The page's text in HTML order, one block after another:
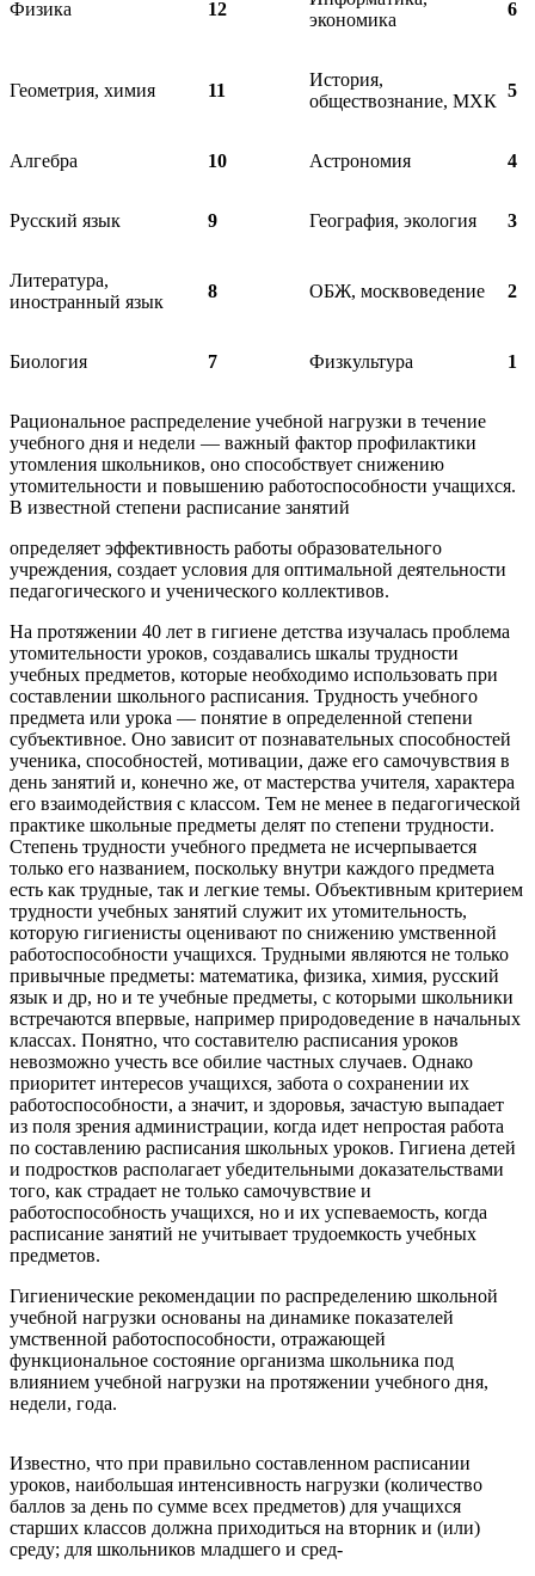
Физика 12
экономика
6
Геометрия, химия 11
История,
обществознание, МХК
5
Алгебра 10 Астрономия 4
Русский язык 9 География, экология 3
Литература,
иностранный язык
8 ОБЖ, москвоведение 2
Биология 7 Физкультура 1
Рациональное распределение учебной нагрузки в течение
учебного дня и недели — важный фактор профилактики
утомления школьников, оно способствует снижению
утомительности и повышению работоспособности учащихся.
В известной степени расписание занятий
определяет эффективность работы образовательного
учреждения, создает условия для оптимальной деятельности
педагогического и ученического коллективов.
На протяжении 40 лет в гигиене детства изучалась проблема
утомительности уроков, создавались шкалы трудности
учебных предметов, которые необходимо использовать при
составлении школьного расписания. Трудность учебного
предмета или урока — понятие в определенной степени
субъективное. Оно зависит от познавательных способностей
ученика, способностей, мотивации, даже его самочувствия в
день занятий и, конечно же, от мастерства учителя, характера
его взаимодействия с классом. Тем не менее в педагогической
практике школьные предметы делят по степени трудности.
Степень трудности учебного предмета не исчерпывается
только его названием, поскольку внутри каждого предмета
есть как трудные, так и легкие темы. Объективным критерием
трудности учебных занятий служит их утомительность,
которую гигиенисты оценивают по снижению умственной
работоспособности учащихся. Трудными являются не только
привычные предметы: математика, физика, химия, русский
язык и др, но и те учебные предметы, с которыми школьники
встречаются впервые, например природоведение в начальных
классах. Понятно, что составителю расписания уроков
невозможно учесть все обилие частных случаев. Однако
приоритет интересов учащихся, забота о сохранении их
работоспособности, а значит, и здоровья, зачастую выпадает
из поля зрения администрации, когда идет непростая работа
по составлению расписания школьных уроков. Гигиена детей
и подростков располагает убедительными доказательствами
того, как страдает не только самочувствие и
работоспособность учащихся, но и их успеваемость, когда
расписание занятий не учитывает трудоемкость учебных
предметов.
Гигиенические рекомендации по распределению школьной
учебной нагрузки основаны на динамике показателей
умственной работоспособности, отражающей
функциональное состояние организма школьника под
влиянием учебной нагрузки на протяжении учебного дня,
недели, года.
Известно, что при правильно составленном расписании
уроков, наибольшая интенсивность нагрузки (количество
баллов за день по сумме всех предметов) для учащихся
старших классов должна приходиться на вторник и (или)
среду; для школьников младшего и сред-